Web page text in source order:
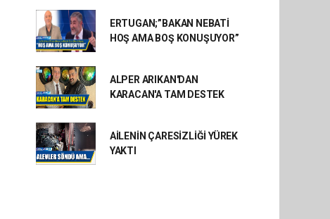
ERTUGAN;”BAKAN NEBATİ
HOŞ AMA BOŞ KONUŞUYOR”
ALPER ARIKAN'DAN
KARACAN'A TAM DESTEK
AİLENİN ÇARESİZLİĞİ YÜREK
YAKTI